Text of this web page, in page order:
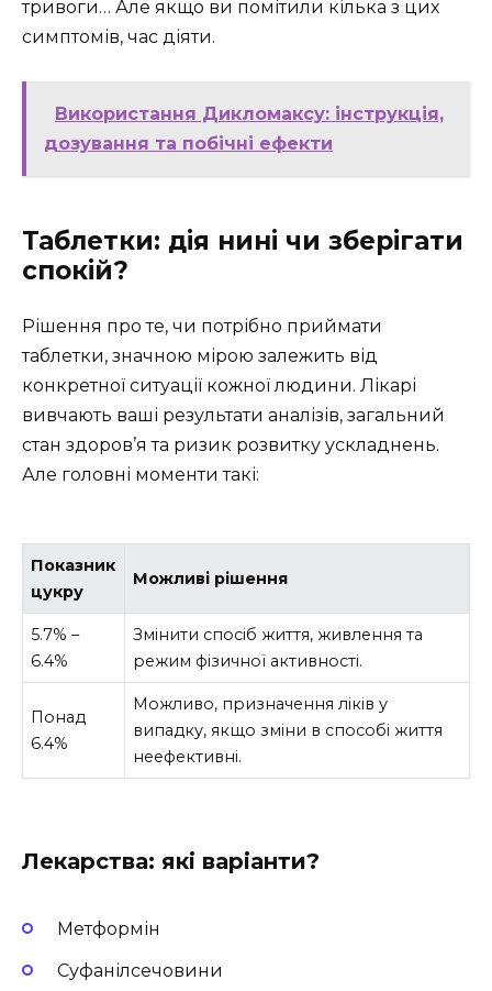
тривоги… Але якщо ви помітили кілька з цих
симптомів, час діяти.
Використання Дикломаксу: інструкція,
дозування та побічні ефекти
Таблетки: дія нині чи зберігати
спокій?
Рішення про те, чи потрібно приймати
таблетки, значною мірою залежить від
конкретної ситуації кожної людини. Лікарі
вивчають ваші результати аналізів, загальний
стан здоров’я та ризик розвитку ускладнень.
Але головні моменти такі:
Показник
цукру
Можливі рішення
5.7% –
6.4%
Змінити спосіб життя, живлення та
режим фізичної активності.
Понад
6.4%
Можливо, призначення ліків у
випадку, якщо зміни в способі життя
неефективні.
Лекарства: які варіанти?
Метформін
Суфанілсечовини